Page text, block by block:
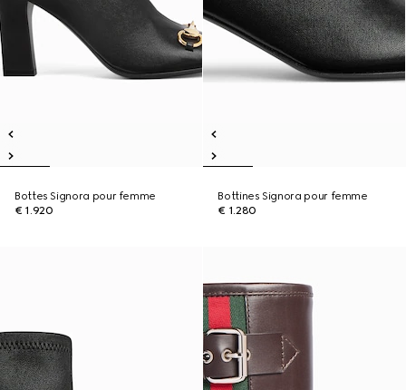
Bottes Signora pour femme
€ 1.920
Bottines Signora pour femme
€ 1.280